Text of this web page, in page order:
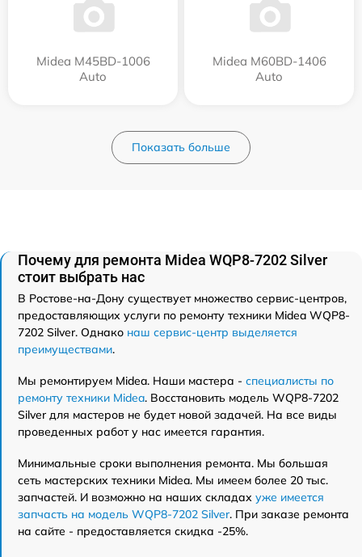
Midea M45BD-1006
Auto
Midea M60BD-1406
Auto
Показать больше
Почему для ремонта Midea WQP8-7202 Silver
стоит выбрать нас
В Ростове-на-Дону существует множество сервис-центров,
предоставляющих услуги по ремонту техники Midea WQP8-
7202 Silver. Однако наш сервис-центр выделяется
преимуществами.
Мы ремонтируем Midea. Наши мастера - специалисты по
ремонту техники Midea. Восстановить модель WQP8-7202
Silver для мастеров не будет новой задачей. На все виды
проведенных работ у нас имеется гарантия.
Минимальные сроки выполнения ремонта. Мы большая
сеть мастерских техники Midea. Мы имеем более 20 тыс.
запчастей. И возможно на наших складах уже имеется
запчасть на модель WQP8-7202 Silver. При заказе ремонта
на сайте - предоставляется скидка -25%.